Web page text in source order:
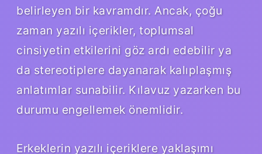
belirleyen bir kavramdır. Ancak, çoğu
zaman yazılı içerikler, toplumsal
cinsiyetin etkilerini göz ardı edebilir ya
da stereotiplere dayanarak kalıplaşmış
anlatımlar sunabilir. Kılavuz yazarken bu
durumu engellemek önemlidir.
Erkeklerin yazılı içeriklere yaklaşımı